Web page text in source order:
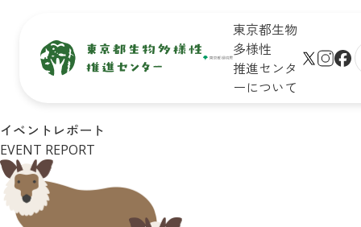
東京都生物
多様性
推進センタ
ーについて
生物多
様性と
は
生物多様
イベン
ト一覧
イベントレポート
EVENT REPORT